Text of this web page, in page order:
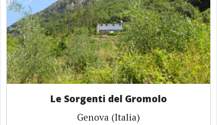
Le Sorgenti del Gromolo
Genova (Italia)